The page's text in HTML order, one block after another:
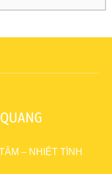
– NHIỆT TÌNH